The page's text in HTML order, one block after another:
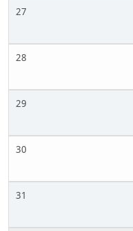
27
28
29
30
31